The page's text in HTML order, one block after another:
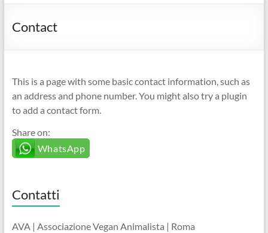
Contact
This is a page with some basic contact information, such as
an address and phone number. You might also try a plugin
to add a contact form.
Share on:
WhatsApp
Contatti
AVA | Associazione Vegan Animalista | Roma